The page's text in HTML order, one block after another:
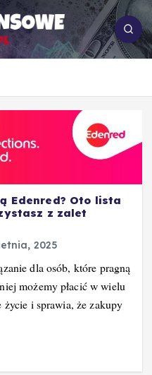
pracy, biznesie i
Edenred? Oto lista
z zalet
2025
dla osób, które pragną
możemy płacić w wielu
życie i sprawia, że zakupy